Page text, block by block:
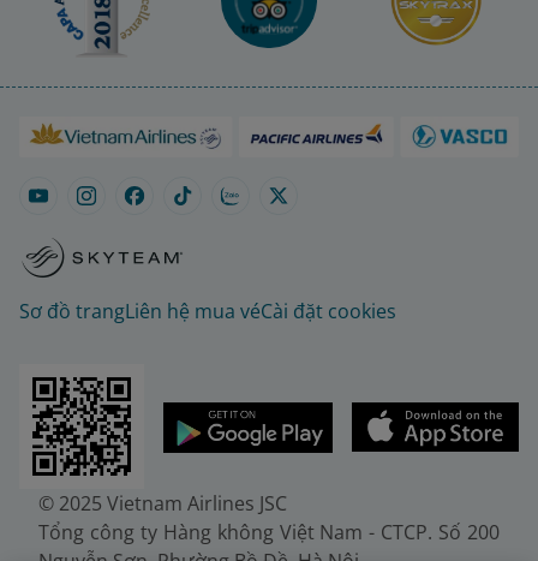
Sơ đồ trangLiên hệ mua véCài đặt cookies
© 2025 Vietnam Airlines JSC
Tổng công ty Hàng không Việt Nam - CTCP. Số 200